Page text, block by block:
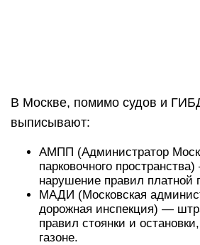
В Москве, помимо судов и
выписывают:
АМПП (Администратор
парковочного
нарушение правил платной
МАДИ (Московская
дорожная инспекция) —
правил стоянки и
газоне.